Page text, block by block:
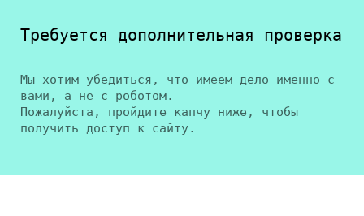
Требуется дополнительная проверка
Мы хотим убедиться, что имеем дело именно с
вами, а не с роботом.
Пожалуйста, пройдите капчу ниже, чтобы
получить доступ к сайту.